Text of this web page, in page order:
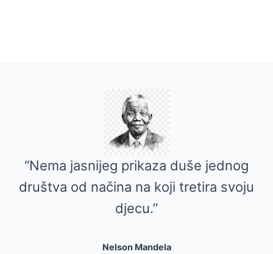
“Nema jasnijeg prikaza duše jednog
društva od načina na koji tretira svoju
djecu.”
Nelson Mandela